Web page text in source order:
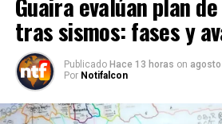
tras sismos: fases y
Publicado Hace 13 horas on
Por Notifalcon